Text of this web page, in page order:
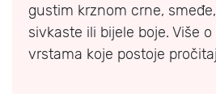
gustim krznom crne,
sivkaste ili bijele boje. Više
vrstama koje postoje